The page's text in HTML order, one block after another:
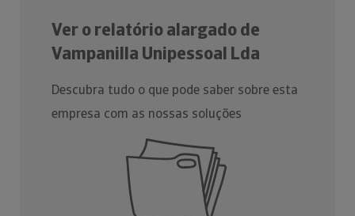
Ver o relatório alargado de
Vampanilla Unipessoal Lda
Descubra tudo o que pode saber sobre esta
empresa com as nossas soluções